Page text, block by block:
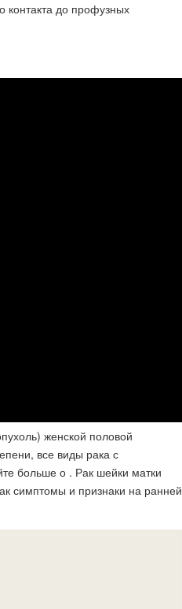
контакта до профузных
женской половой
все виды рака с
больше о . Рак шейки матки
симптомы и признаки на ранней